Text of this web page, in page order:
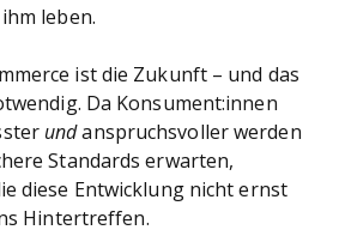
leben.
ist die Zukunft – und das
Da Konsument:innen
undanspruchsvoller werden
Standards erwarten,
diese Entwicklung nicht ernst
Hintertreffen.